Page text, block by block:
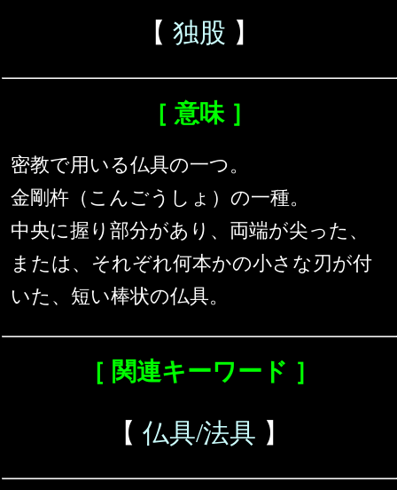
【 独股 】
［ 意味 ］
密教で用いる仏具の一つ。
金剛杵（こんごうしょ）の一種。
中央に握り部分があり、両端が尖った、
または、それぞれ何本かの小さな刃が付
いた、短い棒状の仏具。
［ 関連キーワード ］
【 仏具/法具 】